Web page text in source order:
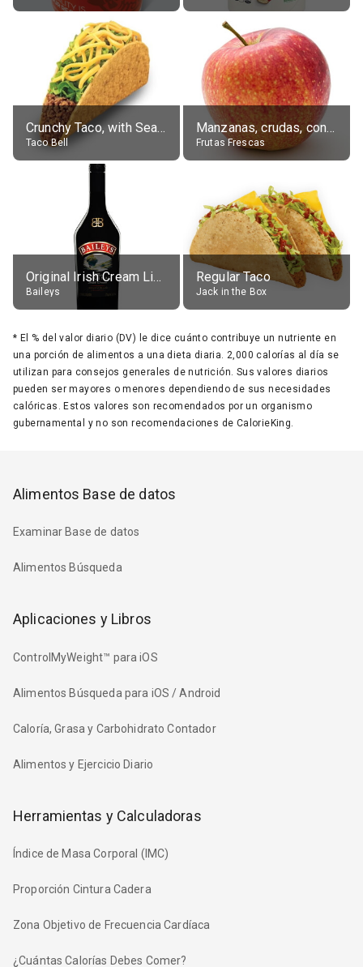
Crunchy Taco, with Seasoned Beef
Taco Bell
Manzanas, crudas, con piel
Frutas Frescas
Original Irish Cream Liqueur (17% alc.)
Baileys
Regular Taco
Jack in the Box
* El % del valor diario (DV) le dice cuánto contribuye un nutriente en
una porción de alimentos a una dieta diaria. 2,000 calorías al día se
utilizan para consejos generales de nutrición. Sus valores diarios
pueden ser mayores o menores dependiendo de sus necesidades
calóricas. Estos valores son recomendados por un organismo
gubernamental y no son recomendaciones de CalorieKing.
Alimentos Base de datos
Examinar Base de datos
Alimentos Búsqueda
Aplicaciones y Libros
ControlMyWeight™ para iOS
Alimentos Búsqueda para iOS / Android
Caloría, Grasa y Carbohidrato Contador
Alimentos y Ejercicio Diario
Herramientas y Calculadoras
Índice de Masa Corporal (IMC)
Proporción Cintura Cadera
Zona Objetivo de Frecuencia Cardíaca
¿Cuántas Calorías Debes Comer?